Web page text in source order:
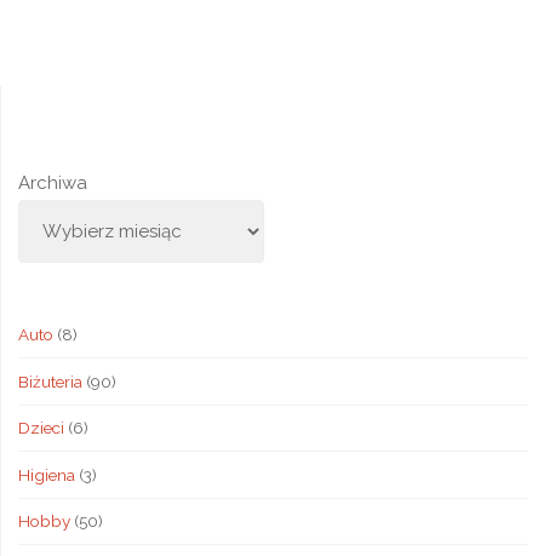
Archiwa
Auto (8)
Biżuteria (90)
Dzieci (6)
Higiena (3)
Hobby(50)